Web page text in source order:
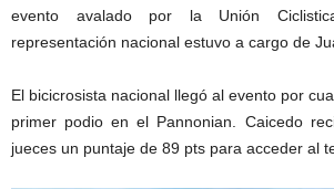
evento avalado por la Unión
representación nacional estuvo a cargo de
El bicicrosista nacional llegó al evento por
primer podio en el Pannonian. Caicedo
jueces un puntaje de 89 pts para acceder al